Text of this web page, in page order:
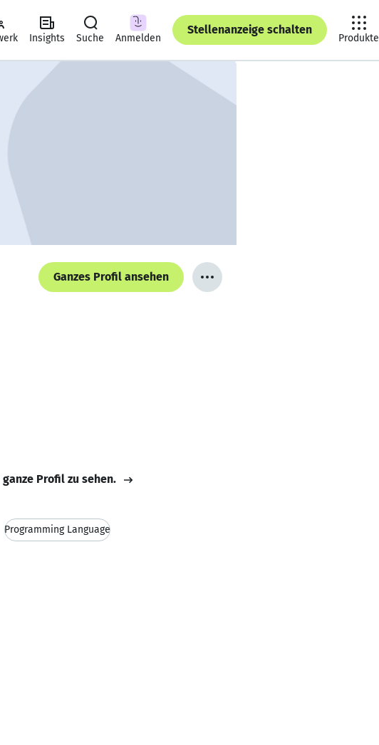
Insights Suche Anmelden
Stellenanzeige schalten
Produkte
Ganzes Profil ansehen
Profil zu sehen.
Programming Language